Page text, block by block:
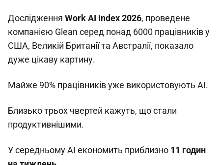
Дослідження Work AI Index 2026, проведене
компанією Glean серед понад 6000 працівників у
США, Великій Британії та Австралії, показало
дуже цікаву картину.
Майже 90% працівників уже використовують AI.
Близько трьох чвертей кажуть, що стали
продуктивнішими.
У середньому AI економить приблизно 11 годин